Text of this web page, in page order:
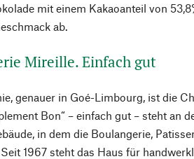
mit einem Kakaoanteil von
ab.
Mireille. Einfach gut
genauer in Goé-Limbourg, ist die
Bon“ – einfach gut – steht an
in dem die Boulangerie,
1967 steht das Haus für